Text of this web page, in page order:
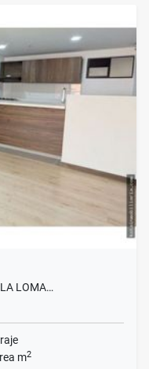
LOMA…
m2